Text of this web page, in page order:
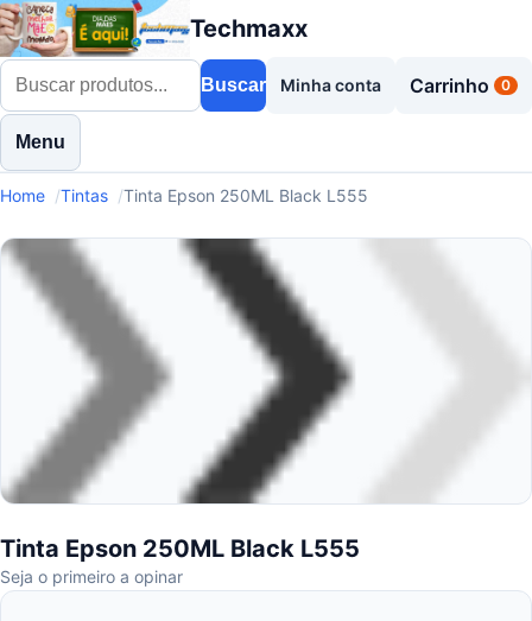
Techmaxx
Buscar Minha conta Carrinho 0
Menu
Home Tintas Tinta Epson 250ML Black L555
Tinta Epson 250ML Black L555
Seja o primeiro a opinar